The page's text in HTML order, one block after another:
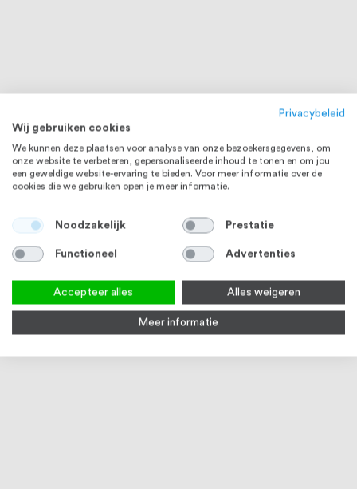
Privacybeleid
Wij gebruiken cookies
We kunnen deze plaatsen voor analyse van onze bezoekersgegevens, om
onze website te verbeteren, gepersonaliseerde inhoud te tonen en om jou
een geweldige website-ervaring te bieden. Voor meer informatie over de
cookies die we gebruiken open je meer informatie.
Noodzakelijk Prestatie
Functioneel Advertenties
Accepteer alles Alles weigeren
Meer informatie